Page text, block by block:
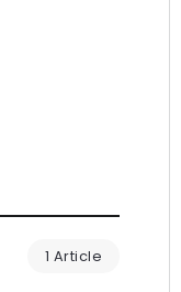
1 Article